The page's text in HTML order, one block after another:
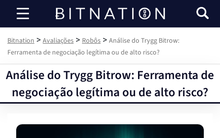
Bitnation
Bitnation > Avaliações > Robôs > Análise do Trygg Bitrow:
Ferramenta de negociação legítima ou de alto risco?
Análise do Trygg Bitrow: Ferramenta de
negociação legítima ou de alto risco?